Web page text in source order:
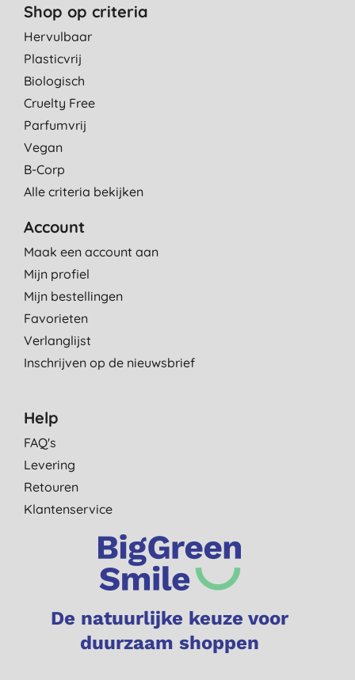
Shop op criteria
Hervulbaar
Plasticvrij
Biologisch
Cruelty Free
Parfumvrij
Vegan
B-Corp
Alle criteria bekijken
Account
Maak een account aan
Mijn profiel
Mijn bestellingen
Favorieten
Verlanglijst
Inschrijven op de nieuwsbrief
Help
FAQ's
Levering
Retouren
Klantenservice
De natuurlijke keuze voor
duurzaam shoppen